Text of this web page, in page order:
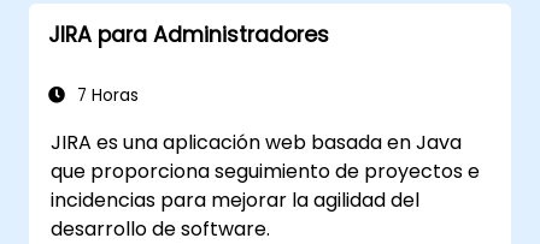
Desarrollar proficiencia en la ejecución de
Scrum.
Certified Scrum Master (CSM) con
JIRA para Administradores
7 Horas
JIRA es una aplicación web basada en Java
que proporciona seguimiento de proyectos e
incidencias para mejorar la agilidad del
desarrollo de software.